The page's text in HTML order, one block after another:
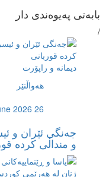
بابەتی پەیوەندی دار
/
دیمانە و راپۆرت
هەواڵنێر
2026 26
جەنگى ئێران و
و منداڵى کردە